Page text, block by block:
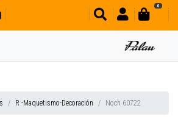
0
R -Maquetismo-Decoración Noch 60722